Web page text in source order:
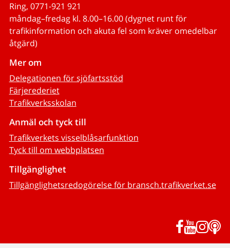
Ring, 0771-921 921
måndag–fredag kl. 8.00–16.00 (dygnet runt för
trafikinformation och akuta fel som kräver omedelbar
åtgärd)
Mer om
Delegationen för sjöfartsstöd
Färjerederiet
Trafikverksskolan
Anmäl och tyck till
Trafikverkets visselblåsarfunktion
Tyck till om webbplatsen
Tillgänglighet
Tillgänglighetsredogörelse för bransch.trafikverket.se
Facebook
YouTube